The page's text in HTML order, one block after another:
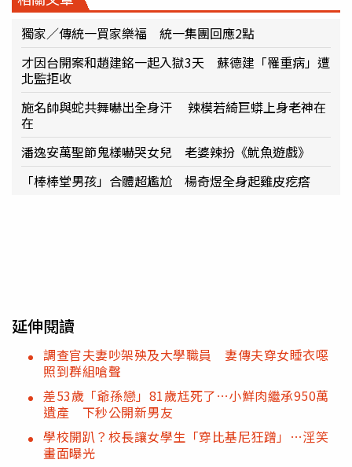
獨家／傳統一買家樂福 統一集團回應2點
才因台開案和趙建銘一起入獄3天 蘇德建「罹重病」遭
北監拒收
施名帥與蛇共舞嚇出全身汗 辣模若綺巨蟒上身老神在
在
潘逸安萬聖節鬼樣嚇哭女兒 老婆辣扮《魷魚遊戲》
「棒棒堂男孩」合體超尷尬 楊奇煜全身起雞皮疙瘩
延伸閱讀
調查官夫妻吵架殃及大學職員 妻傳夫穿女睡衣噁
照到群組嗆聲
差53歲「爺孫戀」81歲尪死了…小鮮肉繼承950萬
遺產 下秒公開新男友
學校開趴？校長讓女學生「穿比基尼狂蹭」…淫笑
畫面曝光